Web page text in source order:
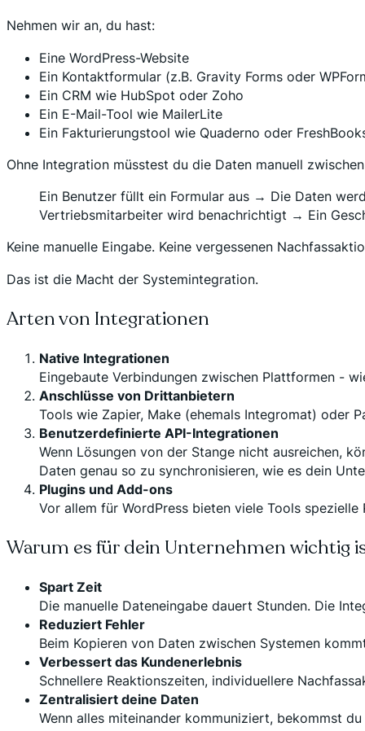
Nehmen wir an, du hast:
Eine WordPress-Website
Ein Kontaktformular (z.B. Gravity Forms oder
Ein CRM wie HubSpot oder Zoho
Ein E-Mail-Tool wie MailerLite
Ein Fakturierungstool wie Quaderno oder
Ohne Integration müsstest du die Daten manuell
Ein Benutzer füllt ein Formular aus → Die Daten
Vertriebsmitarbeiter wird benachrichtigt → Ein
Keine manuelle Eingabe. Keine vergessenen
Das ist die Macht der Systemintegration.
Arten von Integrationen
Native Integrationen
Eingebaute Verbindungen zwischen Plattformen -
Anschlüsse von Drittanbietern
Tools wie Zapier, Make (ehemals Integromat) oder
Benutzerdefinierte API-Integrationen
Wenn Lösungen von der Stange nicht ausreichen,
Daten genau so zu synchronisieren, wie es dein
Plugins und Add-ons
Vor allem für WordPress bieten viele Tools
Warum es für dein Unternehmen wichtig
Spart Zeit
Die manuelle Dateneingabe dauert Stunden. Die
Reduziert Fehler
Beim Kopieren von Daten zwischen Systemen
Verbessert das Kundenerlebnis
Schnellere Reaktionszeiten, individuellere
Zentralisiert deine Daten
Wenn alles miteinander kommuniziert, bekommst